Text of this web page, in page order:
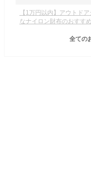
【1万円以内】アウトド
なナイロン財布のおすす
全ての